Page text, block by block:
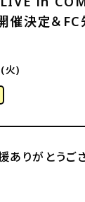
日程
作品
ーム
HOME ログ
知らせ
クラブ
催決定＆
火)
りがとうご